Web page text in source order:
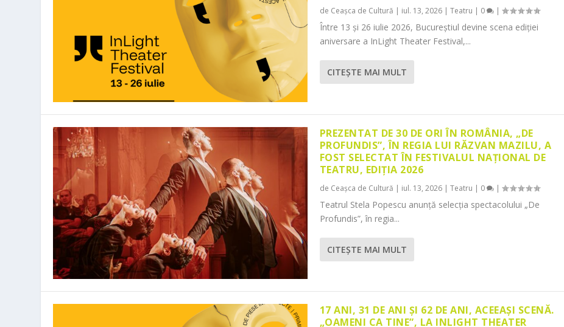
de Ceașca de Cultură | iul. 13, 2026| Teatru | 0 |
Între 13 și 26 iulie 2026, Bucureștiul devine scena ediției
aniversare a InLight Theater Festival,...
CITEŞTE MAI MULT
PREZENTAT DE 30 DE ORI ÎN ROMÂNIA, „DE
PROFUNDIS”, ÎN REGIA LUI RĂZVAN MAZILU, A
FOST SELECTAT ÎN FESTIVALUL NAȚIONAL DE
TEATRU, EDIȚIA 2026
de Ceașca de Cultură | iul. 13, 2026| Teatru | 0 |
Teatrul Stela Popescu anunță selecția spectacolului „De
Profundis”, în regia...
CITEŞTE MAI MULT
17 ANI, 31 DE ANI ȘI 62 DE ANI, ACEEAȘI SCENĂ.
„OAMENI CA TINE”, LA INLIGHT THEATER